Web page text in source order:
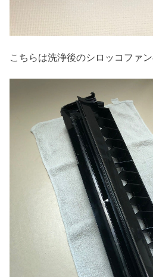
こちらは洗浄後のシロッコファン